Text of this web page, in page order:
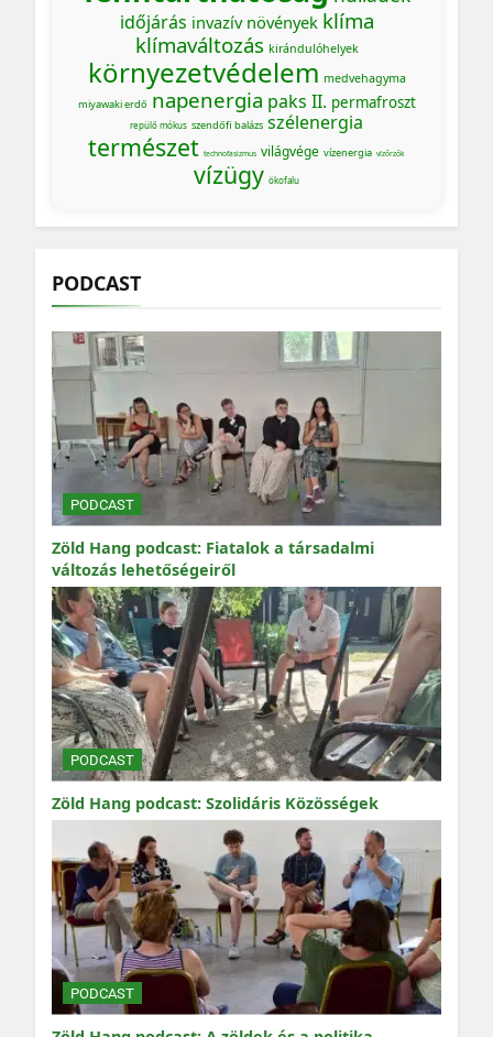
időjárás invazív növények klíma
klímaváltozás kirándulóhelyek
környezetvédelem medvehagyma
miyawaki erdő napenergia paks II. permafroszt
repülő mókus szendőfi balázs szélenergia
természet technofasizmus világvége vízenergia vízőrzők
vízügy ökofalu
PODCAST
PODCAST
Zöld Hang podcast: Fiatalok a társadalmi
változás lehetőségeiről
PODCAST
Zöld Hang podcast: Szolidáris Közösségek
PODCAST